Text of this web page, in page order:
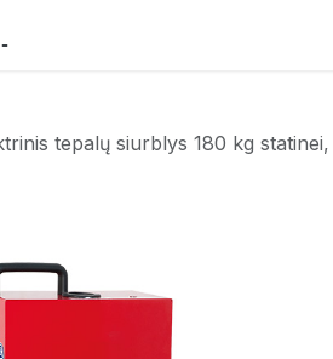
tepalų siurblys 180 kg